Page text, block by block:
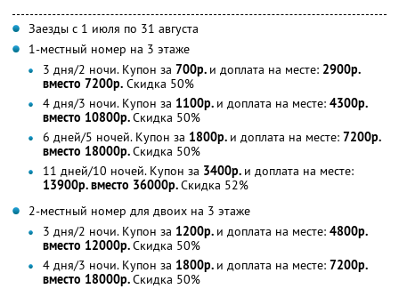
Заезды с 1 июля по 31 августа
1-местный номер на 3 этаже
3 дня/2 ночи. Купон за 700р. и доплата на месте: 2900р.
вместо 7200р. Скидка 50%
4 дня/3 ночи. Купон за 1100р. и доплата на месте: 4300р.
вместо 10800р.Скидка 50%
6 дней/5 ночей. Купон за 1800р. и доплата на месте: 7200р.
вместо 18000р.Скидка 50%
11 дней/10 ночей. Купон за 3400р. и доплата на месте:
13900р. вместо 36000р.Скидка 52%
2-местный номер для двоих на 3 этаже
3 дня/2 ночи. Купон за 1200р. и доплата на месте: 4800р.
вместо 12000р.Скидка 50%
4 дня/3 ночи. Купон за 1800р. и доплата на месте: 7200р.
вместо 18000р.Скидка 50%